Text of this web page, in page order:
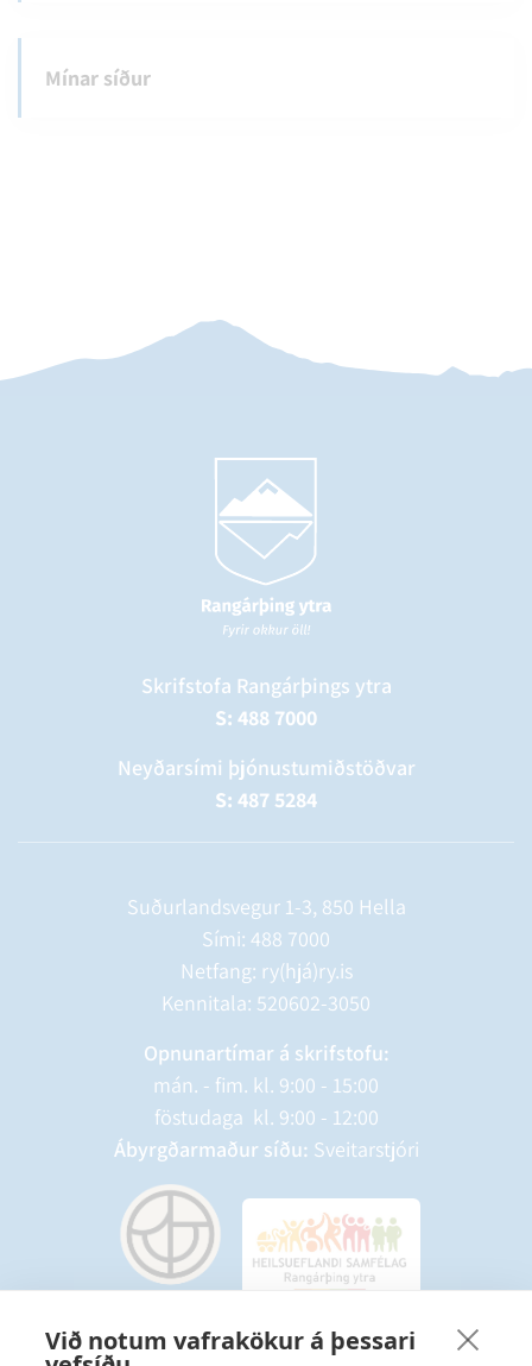
Við notum vafrakökur á þessari
Mínar síður
Skrifstofa Rangárþings ytra
S: 488 7000
Neyðarsími þjónustumiðstöðvar
S: 487 5284
Suðurlandsvegur 1-3, 850 Hella
Sími: 488 7000
Netfang: ry(hjá)ry.is
Kennitala: 520602-3050
Opnunartímar á skrifstofu:
mán. - fim. kl. 9:00 - 15:00
föstudaga kl. 9:00 - 12:00
Ábyrgðarmaður síðu: Sveitarstjóri